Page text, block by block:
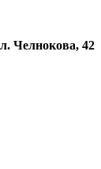
Челнокова, 42